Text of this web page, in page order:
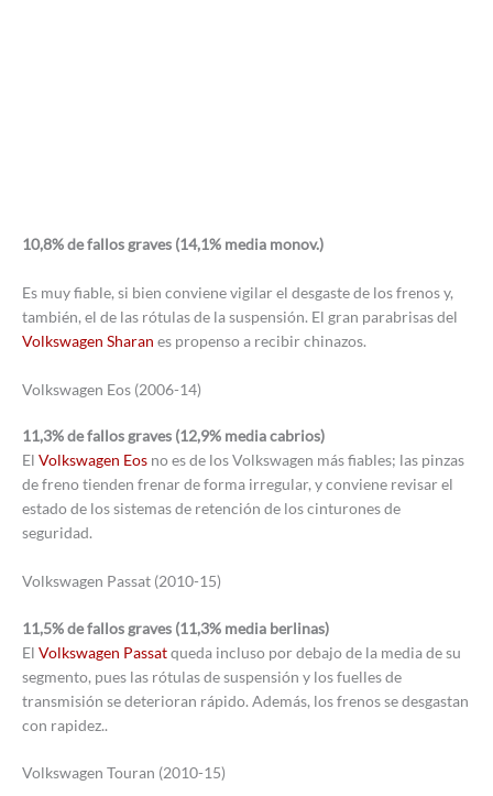
10,8% de fallos graves (14,1% media monov.)
Es muy fiable, si bien conviene vigilar el desgaste de los frenos y,
también, el de las rótulas de la suspensión. El gran parabrisas del
Volkswagen Sharan es propenso a recibir chinazos.
Volkswagen Eos (2006-14)
11,3% de fallos graves (12,9% media cabrios)
El Volkswagen Eos no es de los Volkswagen más fiables; las pinzas
de freno tienden frenar de forma irregular, y conviene revisar el
estado de los sistemas de retención de los cinturones de
seguridad.
Volkswagen Passat (2010-15)
11,5% de fallos graves (11,3% media berlinas)
El Volkswagen Passatqueda incluso por debajo de la media de su
segmento, pues las rótulas de suspensión y los fuelles de
transmisión se deterioran rápido. Además, los frenos se desgastan
con rapidez..
Volkswagen Touran (2010-15)